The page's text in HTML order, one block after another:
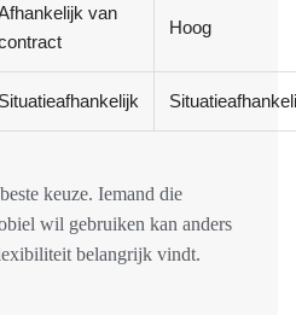
van
Hoog
Situatieafhankelijk
keuze. Iemand die
wil gebruiken kan anders
belangrijk vindt.